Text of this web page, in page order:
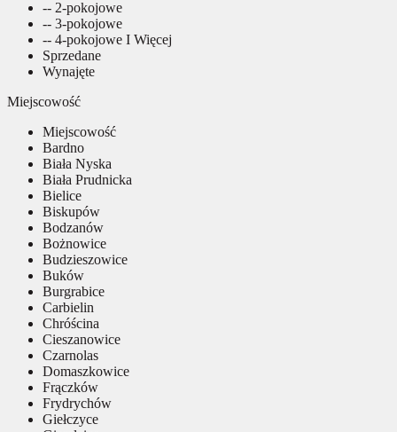
-- 2-pokojowe
-- 3-pokojowe
-- 4-pokojowe I Więcej
Sprzedane
Wynajęte
Miejscowość
Miejscowość
Bardno
Biała Nyska
Biała Prudnicka
Bielice
Biskupów
Bodzanów
Bożnowice
Budzieszowice
Buków
Burgrabice
Carbielin
Chróścina
Cieszanowice
Czarnolas
Domaszkowice
Frączków
Frydrychów
Giełczyce